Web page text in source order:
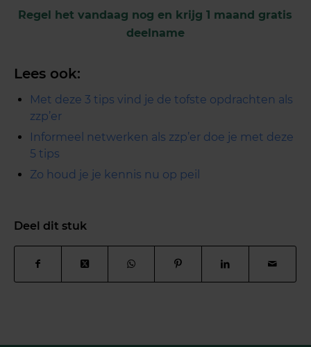
Regel het vandaag nog en krijg 1 maand gratis
deelname
Lees ook:
Met deze 3 tips vind je de tofste opdrachten als
zzp’er
Informeel netwerken als zzp’er doe je met deze
5 tips
Zo houd je je kennis nu op peil
Deel dit stuk